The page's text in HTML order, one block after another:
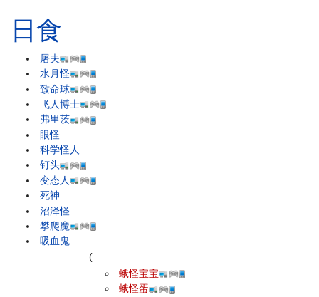
日食
屠夫
水月怪
致命球
飞人博士
弗里茨
眼怪
科学怪人
钉头
变态人
死神
沼泽怪
攀爬魔
吸血鬼
(
蛾怪宝宝
蛾怪蛋